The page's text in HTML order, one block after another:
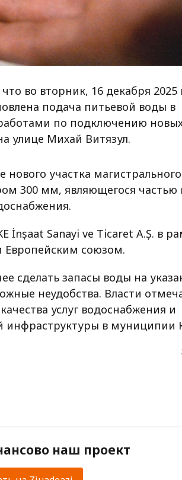
во вторник, 16 декабря 2025
подача питьевой воды в
работами по подключению
улице Михай Витязул.
участка магистрального
300 мм, являющегося частью
İnșaat Sanayi ve Ticaret A.Ș. в
Европейским союзом.
сделать запасы воды на
неудобства. Власти
услуг водоснабжения и
инфраструктуры в муниципии
наш проект